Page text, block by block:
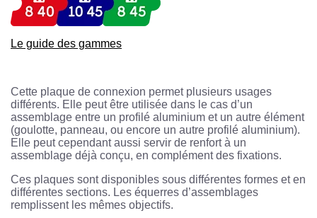
Le guide des gammes
Cette plaque de connexion permet plusieurs usages
différents. Elle peut être utilisée dans le cas d’un
assemblage entre un profilé aluminium et un autre élément
(goulotte, panneau, ou encore un autre profilé aluminium).
Elle peut cependant aussi servir de renfort à un
assemblage déjà conçu, en complément des fixations.
Ces plaques sont disponibles sous différentes formes et en
différentes sections. Les équerres d’assemblages
remplissent les mêmes objectifs.